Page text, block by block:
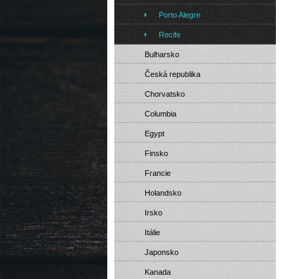
Porto Alegre
Recife
Bulharsko
Česká republika
Chorvatsko
Columbia
Egypt
Finsko
Francie
Holandsko
Irsko
Itálie
Japonsko
Kanada